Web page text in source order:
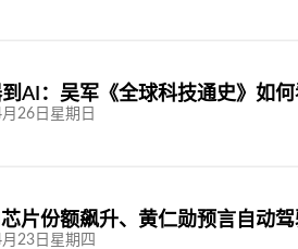
AI：吴军《全球科技通史》如
26日星期日
芯片份额飙升、黄仁勋预言自动
23日星期四